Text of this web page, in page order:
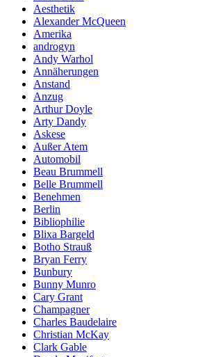
Aesthetik
Alexander McQueen
Amerika
androgyn
Andy Warhol
Annäherungen
Anstand
Anzug
Arthur Doyle
Arty Dandy
Askese
Außer Atem
Automobil
Beau Brummell
Belle Brummell
Benehmen
Berlin
Bibliophilie
Blixa Bargeld
Botho Strauß
Bryan Ferry
Bunbury
Bunny Munro
Cary Grant
Champagner
Charles Baudelaire
Christian McKay
Clark Gable